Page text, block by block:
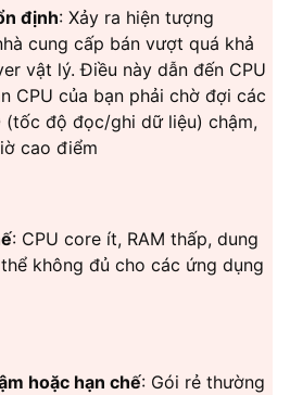
định: Xảy ra hiện tượng
cung cấp bán vượt quá khả
vật lý. Điều này dẫn đến CPU
CPU của bạn phải chờ đợi các
(tốc độ đọc/ghi dữ liệu) chậm,
cao điểm
: CPU core ít, RAM thấp, dung
không đủ cho các ứng dụng
hoặc hạn chế: Gói rẻ thường